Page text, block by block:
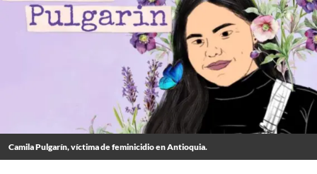
Camila Pulgarín, víctima de feminicidio en Antioquia.